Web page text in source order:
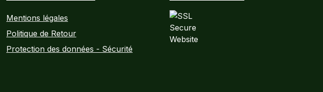
Mentions légales
Politique de Retour
Protection des données - Sécurité